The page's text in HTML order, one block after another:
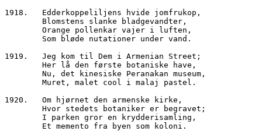
1918.	Edderkoppeliljens hvide jomfrukop,
        Blomstens slanke bladgevandter,
        Orange pollenkar vajer i luften,
        Som bløde nutationer under vand.
1919.	Jeg kom til Dem i Armenian Street;
        Her lå den første botaniske have,
        Nu, det kinesiske Peranakan museum,
        Muret, malet cool i malaj pastel.
1920.	Om hjørnet den armenske kirke,
        Hvor stedets botaniker er begravet;
        I parken gror en krydderisamling,
        Et memento fra byen som koloni.